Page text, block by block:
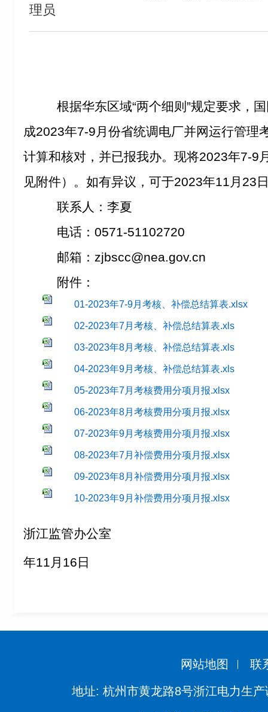
理员
根据华东区域“两个细则”规定要求，
成2023年7-9月份省统调电厂并网运行管理
计算和核对，并已报我办。现将2023年7-9
见附件）。如有异议，可于2023年11月23
联系人：李夏
电话：0571-51102720
邮箱：zjbscc@nea.gov.cn
附件：
01-2023年7-9月考核、补偿总结算表.xlsx
02-2023年7月考核、补偿总结算表.xls
03-2023年8月考核、补偿总结算表.xls
04-2023年9月考核、补偿总结算表.xls
05-2023年7月考核费用分项月报.xlsx
06-2023年8月考核费用分项月报.xlsx
07-2023年9月考核费用分项月报.xlsx
08-2023年7月补偿费用分项月报.xlsx
09-2023年8月补偿费用分项月报.xlsx
10-2023年9月补偿费用分项月报.xlsx
浙江监管办公室
年11月16日
网站地图 联
地址: 杭州市黄龙路8号浙江电力生